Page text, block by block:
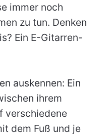
immer noch
zu tun. Denken
Ein E-Gitarren-
auskennen: Ein
ihrem
verschiedene
dem Fuß und je